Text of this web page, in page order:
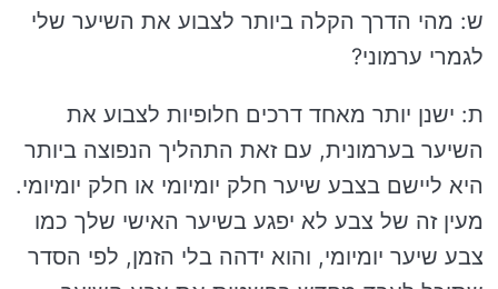
ש: מהי הדרך הקלה ביותר לצבוע את השיער שלי
לגמרי ערמוני?
ת: ישנן יותר מאחד דרכים חלופיות לצבוע את
השיער בערמונית, עם זאת התהליך הנפוצה ביותר
היא ליישם בצבע שיער חלק יומיומי או חלק יומיומי.
מעין זה של צבע לא יפגע בשיער האישי שלך כמו
צבע שיער יומיומי, והוא ידהה בלי הזמן, לפי הסדר